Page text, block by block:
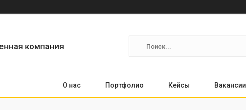
компания
О нас Портфолио Кейсы Вакансии